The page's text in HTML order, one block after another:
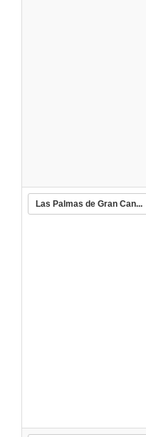
Las Palmas de Gran Can...